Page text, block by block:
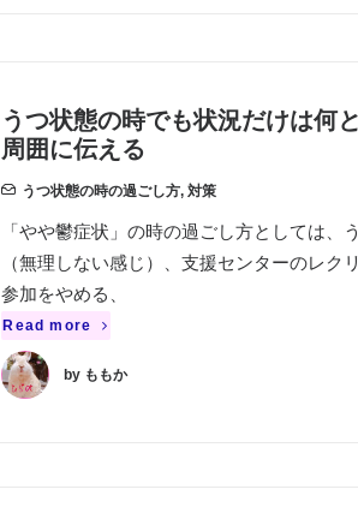
うつ状態の時でも状況だけは何
周囲に伝える
うつ状態の時の過ごし方, 対策
「やや鬱症状」の時の過ごし方としては、
（無理しない感じ）、支援センターのレク
参加をやめる、
Read more
by ももか